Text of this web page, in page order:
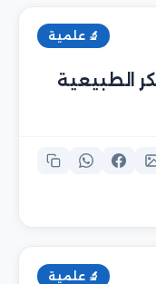
🔬 علمية
الطبيعية
🔬 علمية